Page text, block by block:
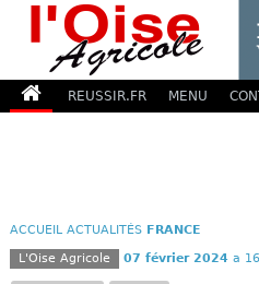
REUSSIR.FR MENU
ACCUEIL ACTUALITÉS FRANCE
L'Oise Agricole 07 février 2024 a